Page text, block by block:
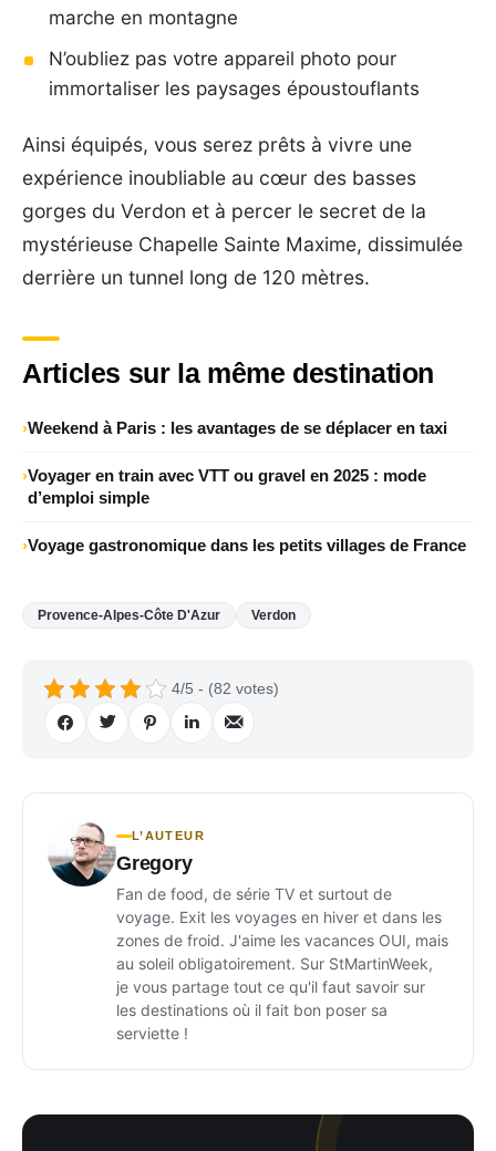
marche en montagne
N’oubliez pas votre appareil photo pour
immortaliser les paysages époustouflants
Ainsi équipés, vous serez prêts à vivre une
expérience inoubliable au cœur des basses
gorges du Verdon et à percer le secret de la
mystérieuse Chapelle Sainte Maxime, dissimulée
derrière un tunnel long de 120 mètres.
Articles sur la même destination
Weekend à Paris : les avantages de se déplacer en taxi
Voyager en train avec VTT ou gravel en 2025 : mode
d’emploi simple
Voyage gastronomique dans les petits villages de France
Provence-Alpes-Côte D'Azur Verdon
4/5 - (82 votes)
L’AUTEUR
Gregory
Fan de food, de série TV et surtout de
voyage. Exit les voyages en hiver et dans les
zones de froid. J'aime les vacances OUI, mais
au soleil obligatoirement. Sur StMartinWeek,
je vous partage tout ce qu'il faut savoir sur
les destinations où il fait bon poser sa
serviette !